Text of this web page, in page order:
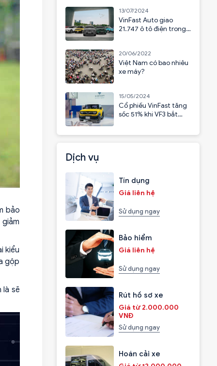
bảo
kiểu
gộp
là sẽ
13/07/2024
VinFast Auto giao
21.747 ô tô điện trong
20/06/2022
Việt Nam có bao nhiêu
xe máy?
15/05/2024
Cổ phiếu VinFast tăng
sốc 51% khi VF3 bắt
Dịch vụ
Tín dụng
Giá liên hệ
Sử dụng ngay
Bảo hiểm
Giá liên hệ
Sử dụng ngay
Rút hồ sơ xe
Giá từ 2.000.000
VNĐ
Sử dụng ngay
Hoán cải xe